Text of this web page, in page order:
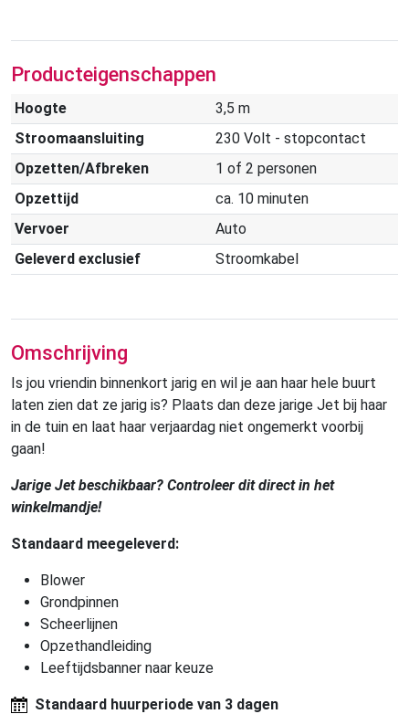
Producteigenschappen
Hoogte
3,5 m
Stroomaansluiting
230 Volt - stopcontact
Opzetten/Afbreken
1 of 2 personen
Opzettijd
ca. 10 minuten
Vervoer
Auto
Geleverd exclusief
Stroomkabel
Omschrijving
Is jou vriendin binnenkort jarig en wil je aan haar hele buurt
laten zien dat ze jarig is? Plaats dan deze jarige Jet bij haar
in de tuin en laat haar verjaardag niet ongemerkt voorbij
gaan!
Jarige Jet beschikbaar? Controleer dit direct in het
winkelmandje!
Standaard meegeleverd:
Blower
Grondpinnen
Scheerlijnen
Opzethandleiding
Leeftijdsbanner naar keuze
Standaard huurperiode van 3 dagen